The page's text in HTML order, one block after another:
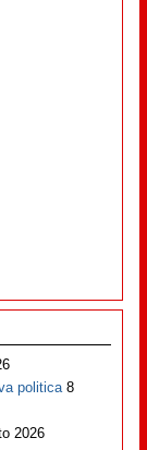
politica 8
2026